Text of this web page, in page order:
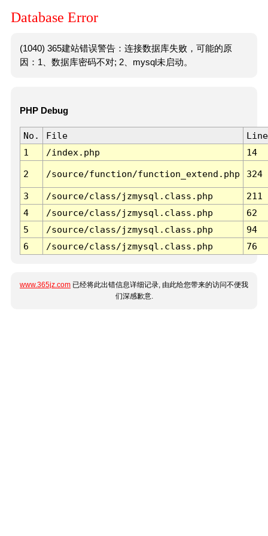
Database Error
(1040) 365建站错误警告：连接数据库失败，可能的原
因：1、数据库密码不对; 2、mysql未启动。
PHP Debug
No. File
Line
1
/index.php 14
2 /source/function/function_extend.php 324
3 /source/class/jzmysql.class.php
211
4
/source/class/jzmysql.class.php
62
5
/source/class/jzmysql.class.php
94
6
/source/class/jzmysql.class.php 76
www.365jz.com 已经将此出错信息详细记录, 由此给您带来的访问不便我
们深感歉意.